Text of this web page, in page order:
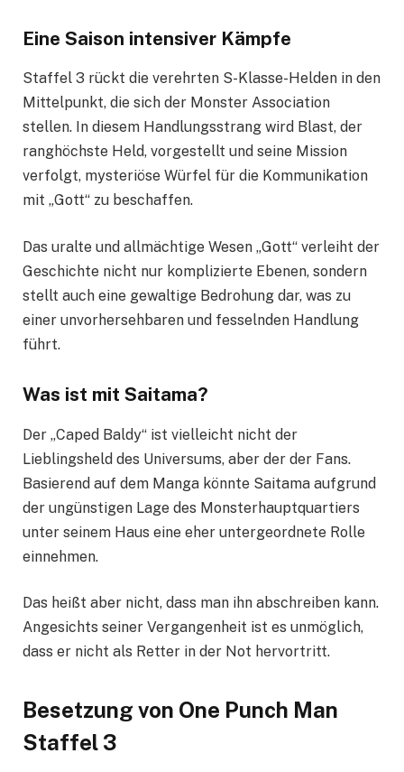
Eine Saison intensiver Kämpfe
Staffel 3 rückt die verehrten S-Klasse-Helden in den
Mittelpunkt, die sich der Monster Association
stellen. In diesem Handlungsstrang wird Blast, der
ranghöchste Held, vorgestellt und seine Mission
verfolgt, mysteriöse Würfel für die Kommunikation
mit „Gott“ zu beschaffen.
Das uralte und allmächtige Wesen „Gott“ verleiht der
Geschichte nicht nur komplizierte Ebenen, sondern
stellt auch eine gewaltige Bedrohung dar, was zu
einer unvorhersehbaren und fesselnden Handlung
führt.
Was ist mit Saitama?
Der „Caped Baldy“ ist vielleicht nicht der
Lieblingsheld des Universums, aber der der Fans.
Basierend auf dem Manga könnte Saitama aufgrund
der ungünstigen Lage des Monsterhauptquartiers
unter seinem Haus eine eher untergeordnete Rolle
einnehmen.
Das heißt aber nicht, dass man ihn abschreiben kann.
Angesichts seiner Vergangenheit ist es unmöglich,
dass er nicht als Retter in der Not hervortritt.
Besetzung von One Punch Man
Staffel 3